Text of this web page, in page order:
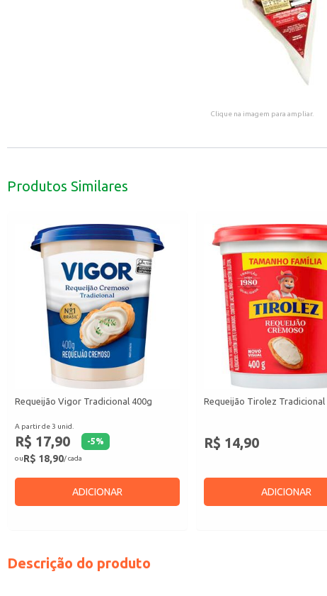
Clique na imagem para ampliar.
Produtos Similares
Requeijão Vigor Tradicional 400g
A partir de 3 unid.
R$ 17,90 -5%
ouR$ 18,90/ cada
ADICIONAR
Requeijão Tirolez Tradicional
R$ 14,90
ADICIONAR
Descrição do produto